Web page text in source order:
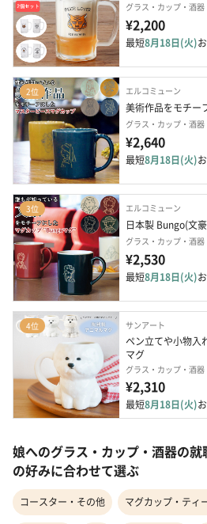
グラス・カップ・酒器
¥2,200
最短8月18日(火)
2位 エルコミューン
美術作品をモチー
グラス・カップ・酒器
¥2,640
最短8月18日(火)
3位 エルコミューン
日本製 Bungo(文
グラス・カップ・酒器
¥2,530
最短8月18日(火)
4位 サンアート
ペン立てや小物入
マグ
グラス・カップ・酒器
¥2,310
最短8月18日(火)
娘へのグラス・カップ・酒器の
の好みに合わせて選ぶ
コースター・その他 マグカップ・ティ